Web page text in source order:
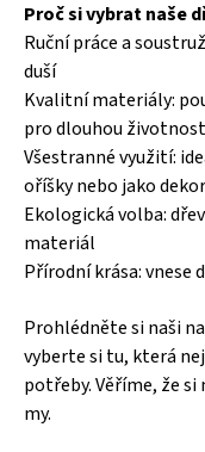
Proč si vybrat naše
Ruční práce a
duší
Kvalitní materiály:
pro dlouhou životnost
Všestranné využití:
oříšky nebo jako
Ekologická volba:
materiál
Přírodní krása: vnese
Prohlédněte si naši
vyberte si tu, která
potřeby. Věříme, že
my.